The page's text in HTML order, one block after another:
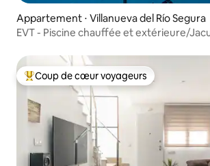
Appartement ⋅ Villanueva del Río Segura
EVT - Piscine chauffée et extérieure/
Coups de cœur voyageurs les plus
Coup de cœur voyageurs